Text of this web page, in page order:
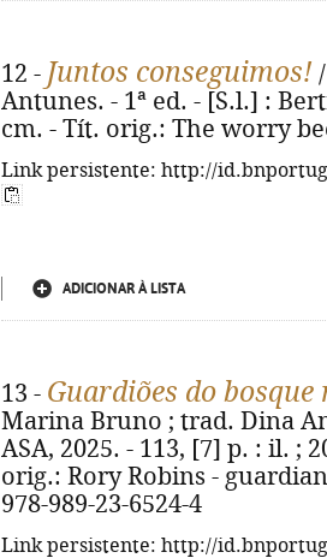
12 - Juntos conseguimos!
Antunes. - 1ª ed. - [S.l.] :
cm. - Tít. orig.: The worry
Link persistente: http://
ADICIONAR À LISTA
13 - Guardiões do bosque
Marina Bruno ; trad. Dina
ASA, 2025. - 113, [7] p. : il. ;
orig.: Rory Robins -
978-989-23-6524-4
Link persistente: http://